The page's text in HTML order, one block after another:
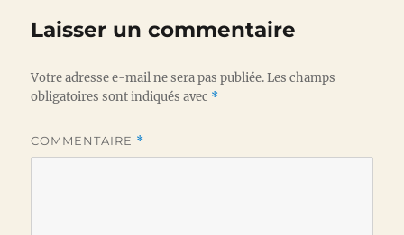
Laisser un commentaire
Votre adresse e-mail ne sera pas publiée. Les champs
obligatoires sont indiqués avec *
COMMENTAIRE *